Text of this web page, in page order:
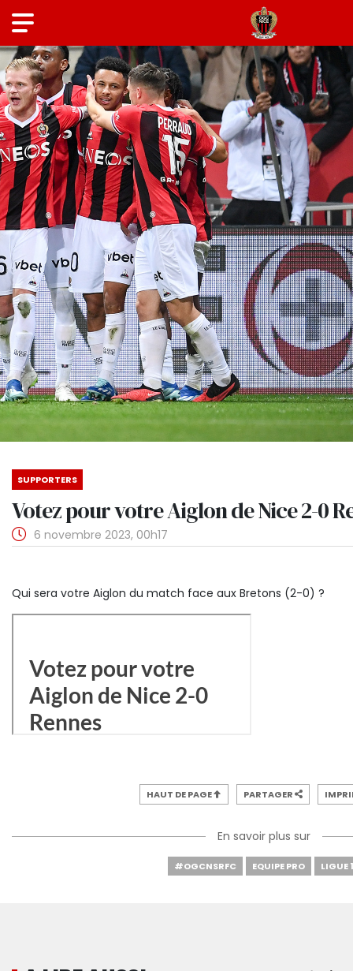
SUPPORTERS
Votez pour votre Aiglon de Nice 2-0
6 novembre 2023, 00h17
Qui sera votre Aiglon du match face aux Bretons (2-0) ?
HAUT DE PAGE PARTAGER
En savoir plus sur
#OGCNSRFC EQUIPE PRO LIGUE 1